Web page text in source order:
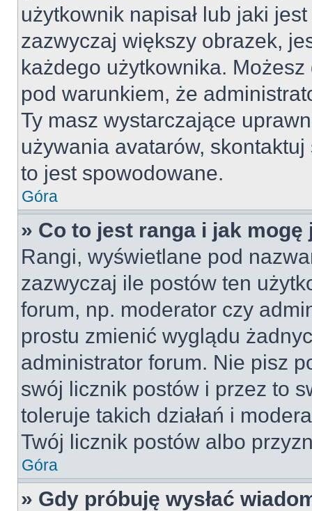
użytkownik napisał lub jaki
zazwyczaj większy obrazek,
każdego użytkownika.
pod warunkiem, że
Ty masz wystarczające
używania avatarów,
to jest spowodowane.
Góra
» Co to jest ranga i jak mogę
Rangi, wyświetlane pod
zazwyczaj ile postów ten
forum, np. moderator czy
prostu zmienić wyglądu
administrator forum. Nie pisz
swój licznik postów i przez to
toleruje takich działań i
Twój licznik postów albo
Góra
» Gdy próbuję wysłać